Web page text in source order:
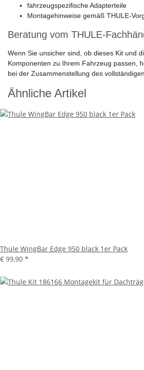
fahrzeugspezifische Adapterteile
Montagehinweise gemäß THULE-
Beratung vom THULE-
Wenn Sie unsicher sind, ob dieses Kit und
Komponenten zu Ihrem Fahrzeug passen,
bei der Zusammenstellung des
Ähnliche Artikel
Thule WingBar Edge 950 black 1er Pack
€ 99,90 *